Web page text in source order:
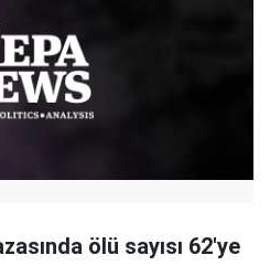
ölü sayısı 62'ye